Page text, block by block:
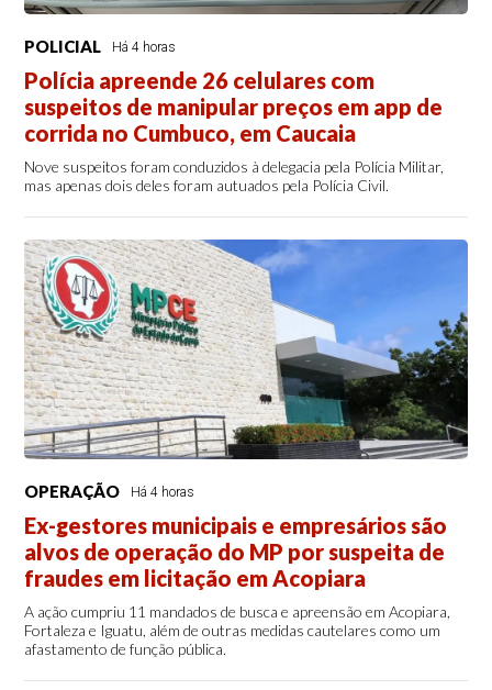
POLICIAL Há 4 horas
Polícia apreende 26 celulares com
suspeitos de manipular preços em app de
corrida no Cumbuco, em Caucaia
Nove suspeitos foram conduzidos à delegacia pela Polícia Militar,
mas apenas dois deles foram autuados pela Polícia Civil.
OPERAÇÃO Há 4 horas
Ex-gestores municipais e empresários são
alvos de operação do MP por suspeita de
fraudes em licitação em Acopiara
A ação cumpriu 11 mandados de busca e apreensão em Acopiara,
Fortaleza e Iguatu, além de outras medidas cautelares como um
afastamento de função pública.